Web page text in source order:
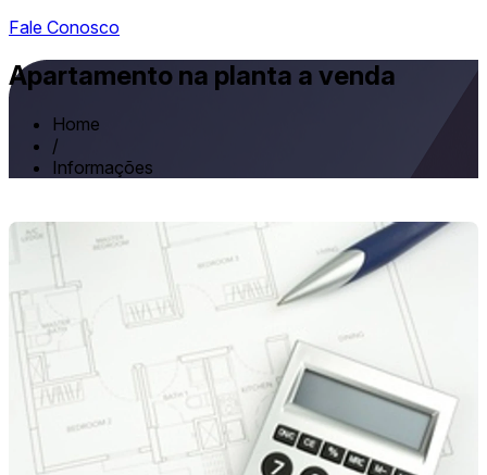
Fale Conosco
Apartamento na planta a venda
Home
/
Informações